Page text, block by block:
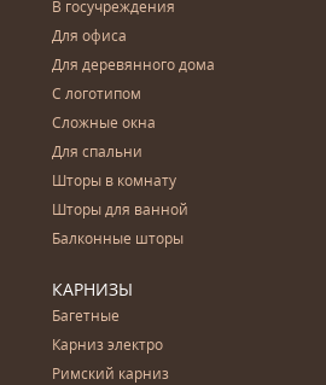
В госучреждения
Для офиса
Для деревянного дома
С логотипом
Сложные окна
Для спальни
Шторы в комнату
Шторы для ванной
Балконные шторы
КАРНИЗЫ
Багетные
Карниз электро
Римский карниз